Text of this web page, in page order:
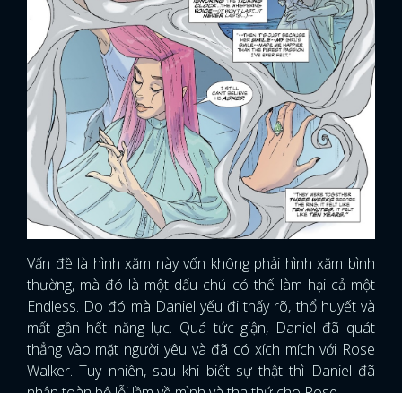
Vấn đề là hình xăm này vốn không phải hình xăm bình
thường, mà đó là một dấu chú có thể làm hại cả một
Endless. Do đó mà Daniel yếu đi thấy rõ, thổ huyết và
mất gần hết năng lực. Quá tức giận, Daniel đã quát
thẳng vào mặt người yêu và đã có xích mích với Rose
Walker. Tuy nhiên, sau khi biết sự thật thì Daniel đã